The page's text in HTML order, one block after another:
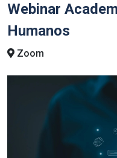
Webinar
Humanos
Zoom